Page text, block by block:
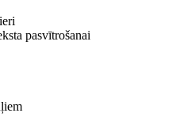
pasvītrošanai